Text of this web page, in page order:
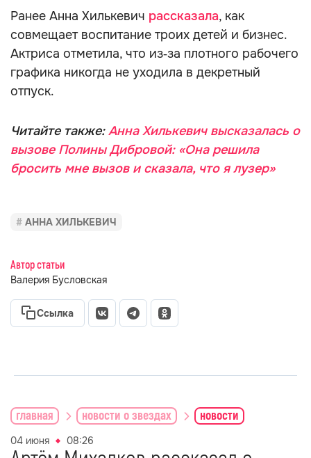
Ранее Анна Хилькевич рассказала, как
совмещает воспитание троих детей и бизнес.
Актриса отметила, что из‑за плотного рабочего
графика никогда не уходила в декретный
отпуск.
Читайте также:Анна Хилькевич высказалась о
вызове Полины Дибровой: «Она решила
бросить мне вызов и сказала, что я лузер»
АННА ХИЛЬКЕВИЧ
Автор статьи
Валерия Бусловская
Ссылка
главная новости о звездах новости
04 июня 08:26